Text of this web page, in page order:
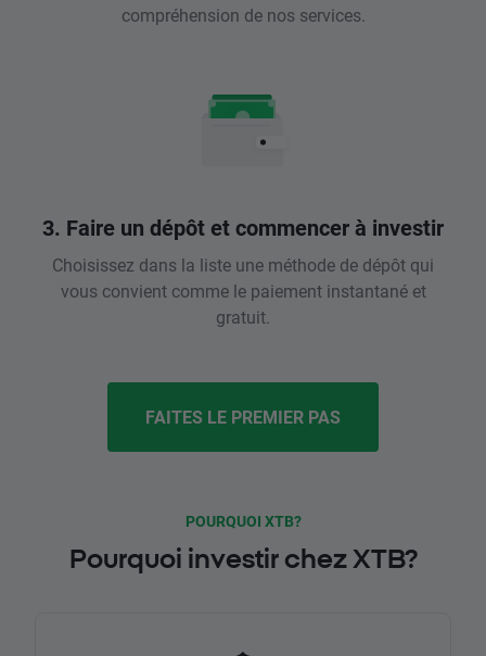
compréhension de nos services.
3. Faire un dépôt et commencer à investir
Choisissez dans la liste une méthode de dépôt qui
vous convient comme le paiement instantané et
gratuit.
FAITES LE PREMIER PAS
POURQUOI XTB?
Pourquoi investir chez XTB?